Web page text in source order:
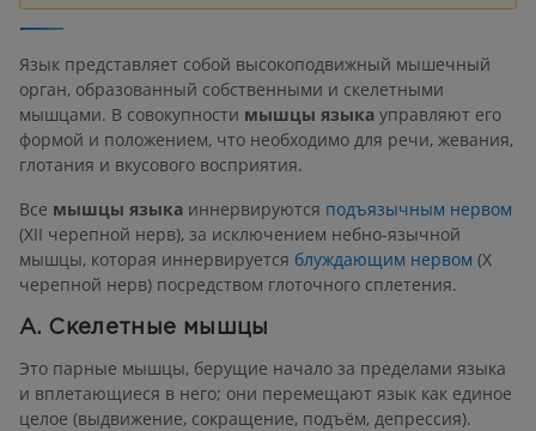
Язык представляет собой высокоподвижный мышечный
орган, образованный собственными и скелетными
мышцами. В совокупности мышцы языка управляют его
формой и положением, что необходимо для речи, жевания,
глотания и вкусового восприятия.
Все мышцы языка иннервируются подъязычным нервом
(XII черепной нерв), за исключением небно-язычной
мышцы, которая иннервируется блуждающим нервом (X
черепной нерв) посредством глоточного сплетения.
А. Скелетные мышцы
Это парные мышцы, берущие начало за пределами языка
и вплетающиеся в него; они перемещают язык как единое
целое (выдвижение, сокращение, подъём, депрессия).